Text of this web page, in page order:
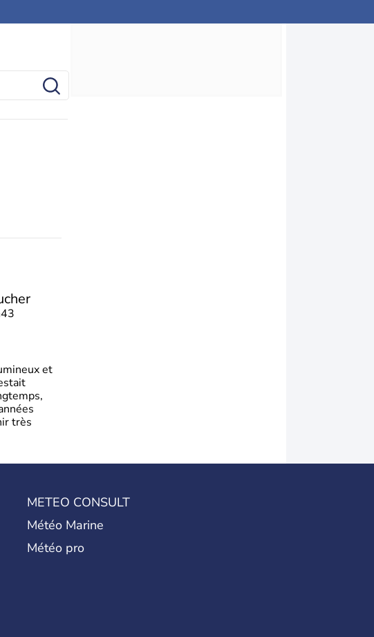
et
très
METEO CONSULT
Météo Marine
Météo pro